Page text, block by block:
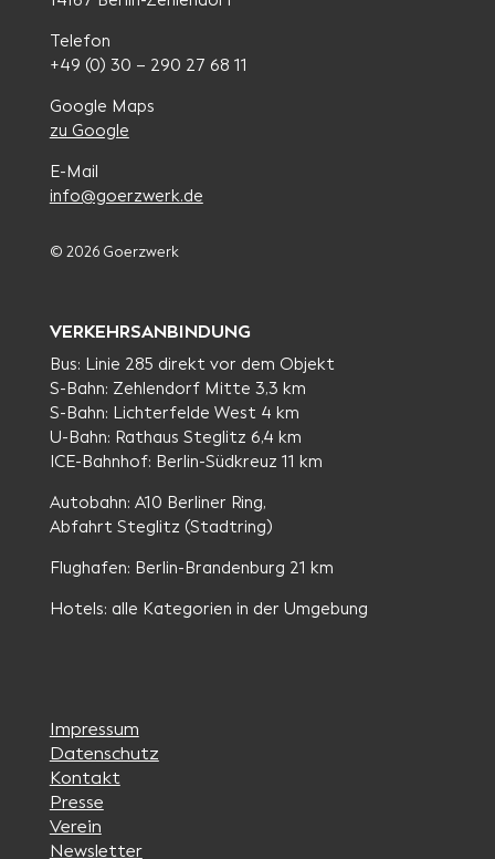
Telefon
+49 (0) 30 – 290 27 68 11
Google Maps
zu Google
E-Mail
info@goerzwerk.de
© 2026 Goerzwerk
VERKEHRSANBINDUNG
Bus: Linie 285 direkt vor dem Objekt
S-Bahn: Zehlendorf Mitte 3,3 km
S-Bahn: Lichterfelde West 4 km
U-Bahn: Rathaus Steglitz 6,4 km
ICE-Bahnhof: Berlin-Südkreuz 11 km
Autobahn: A10 Berliner Ring,
Abfahrt Steglitz (Stadtring)
Flughafen: Berlin-Brandenburg 21 km
Hotels: alle Kategorien in der Umgebung
Impressum
Datenschutz
Kontakt
Presse
Verein
Newsletter